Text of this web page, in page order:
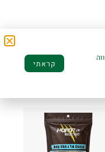
קראתי